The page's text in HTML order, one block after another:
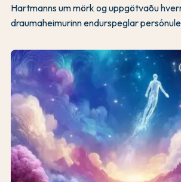
Hartmanns um mörk og uppgötvaðu
draumaheimurinn endurspeglar